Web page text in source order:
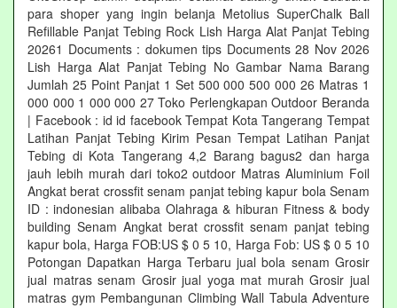
para shoper yang ingin belanja Metolius SuperChalk Ball
Refillable Panjat Tebing Rock Lish Harga Alat Panjat Tebing
20261 Documents : dokumen tips Documents 28 Nov 2026
Lish Harga Alat Panjat Tebing No Gambar Nama Barang
Jumlah 25 Point Panjat 1 Set 500 000 500 000 26 Matras 1
000 000 1 000 000 27 Toko Perlengkapan Outdoor Beranda
| Facebook : id id facebook Tempat Kota Tangerang Tempat
Latihan Panjat Tebing Kirim Pesan Tempat Latihan Panjat
Tebing di Kota Tangerang 4,2 Barang bagus2 dan harga
jauh lebih murah dari toko2 outdoor Matras Aluminium Foil
Angkat berat crossfit senam panjat tebing kapur bola Senam
ID : indonesian alibaba Olahraga & hiburan Fitness & body
building Senam Angkat berat crossfit senam panjat tebing
kapur bola, Harga FOB:US $ 0 5 10, Harga Fob: US $ 0 5 10
Potongan Dapatkan Harga Terbaru jual bola senam Grosir
jual matras senam Grosir jual yoga mat murah Grosir jual
matras gym Pembangunan Climbing Wall Tabula Adventure